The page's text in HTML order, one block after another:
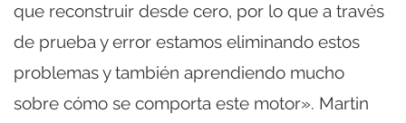
que reconstruir desde cero, por lo que a través
de prueba y error estamos eliminando estos
problemas y también aprendiendo mucho
sobre cómo se comporta este motor». Martin